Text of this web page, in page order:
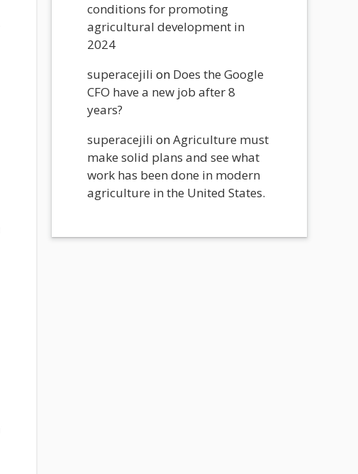
conditions for promoting
agricultural development in
2024
superacejili on Does the Google
CFO have a new job after 8
years?
superacejili onAgriculture must
make solid plans and see what
work has been done in modern
agriculture in the United States.